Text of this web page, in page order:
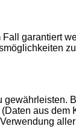
garantiert
aus dem